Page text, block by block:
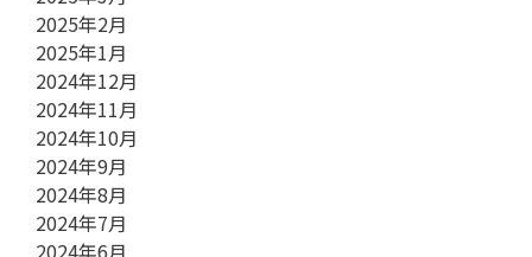
2025年2月
2025年1月
2024年12月
2024年11月
2024年10月
2024年9月
2024年8月
2024年7月
2024年6月